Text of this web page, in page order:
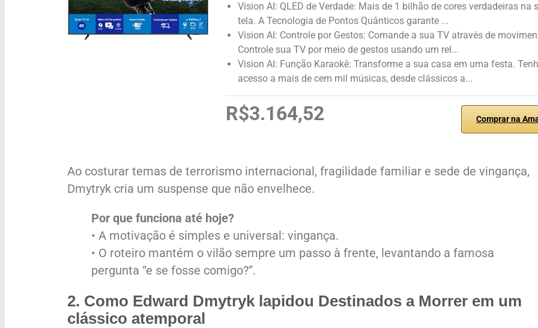
Vision AI: QLED de Verdade: Mais de 1 bilhão de cores verdadeiras na
tela. A Tecnologia de Pontos Quânticos garante ...
Vision AI: Controle por Gestos: Comande a sua TV através de
Controle sua TV por meio de gestos usando um rel...
Vision AI: Função Karaokê: Transforme a sua casa em uma festa.
acesso a mais de cem mil músicas, desde clássicos a...
R$3.164,52 Comprar na
Ao costurar temas de terrorismo internacional, fragilidade familiar e sede de vingança,
Dmytryk cria um suspense que não envelhece.
Por que funciona até hoje?
• A motivação é simples e universal: vingança.
• O roteiro mantém o vilão sempre um passo à frente, levantando a famosa
pergunta “e se fosse comigo?”.
2. Como Edward Dmytryk lapidou Destinados a Morrer em um
clássico atemporal